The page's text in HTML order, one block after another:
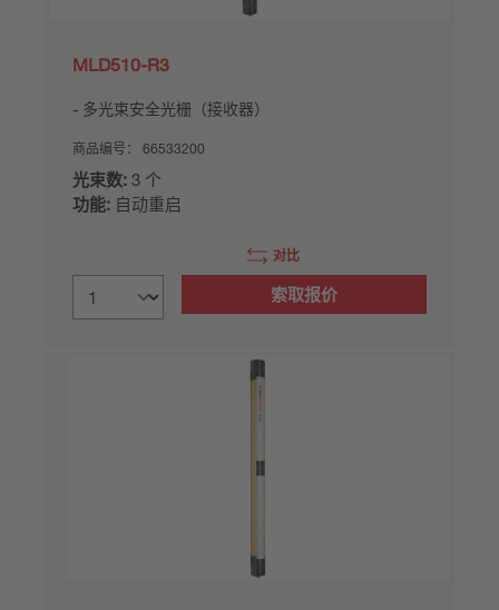
MLD510-R3
多光束安全光栅（接收器）
商品编号： 66533200
光束数: 3 个
功能: 自动重启
对比
索取报价